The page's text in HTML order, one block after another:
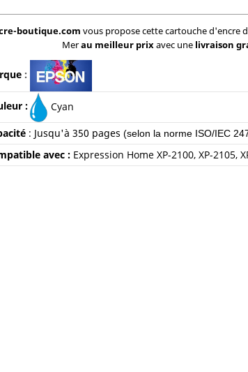
boutique.com vous propose cette cartouche d'encre
Merau meilleur prix avec une livraison
:
: Cyan
: Jusqu'à 350 pages (selon la norme ISO/IEC
avec : Expression Home XP-2100, XP-2105,